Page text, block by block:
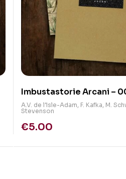
Imbustastorie Arcani –
A.V. de l’Isle-Adam, F. Kafka, M.
Stevenson
€5.00